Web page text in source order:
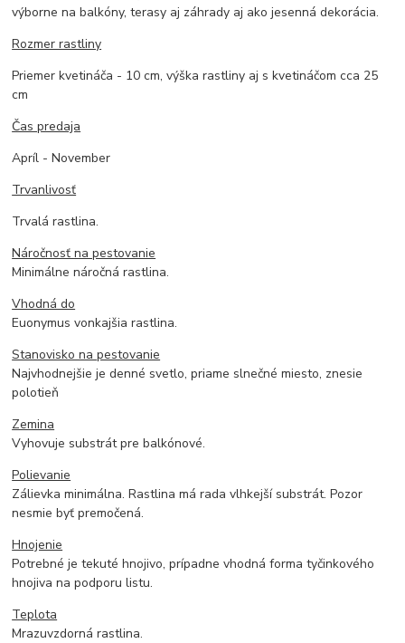
výborne na balkóny, terasy aj záhrady aj ako jesenná dekorácia.
Rozmer rastliny
Priemer kvetináča - 10 cm, výška rastliny aj s kvetináčom cca 25
cm
Čas predaja
Apríl - November
Trvanlivosť
Trvalá rastlina.
Náročnosť na pestovanie
Minimálne náročná rastlina.
Vhodná do
Euonymus vonkajšia rastlina.
Stanovisko na pestovanie
Najvhodnejšie je denné svetlo, priame slnečné miesto, znesie
polotieň
Zemina
Vyhovuje substrát pre balkónové.
Polievanie
Zálievka minimálna. Rastlina má rada vlhkejší substrát. Pozor
nesmie byť premočená.
Hnojenie
Potrebné je tekuté hnojivo, prípadne vhodná forma tyčinkového
hnojiva na podporu listu.
Teplota
Mrazuvzdorná rastlina.